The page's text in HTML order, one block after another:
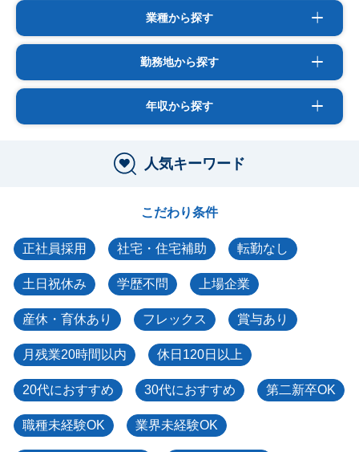
業種から探す
勤務地から探す
年収から探す
人気キーワード
こだわり条件
正社員採用 社宅・住宅補助 転勤なし
土日祝休み 学歴不問 上場企業
産休・育休あり フレックス 賞与あり
月残業20時間以内 休日120日以上
20代におすすめ 30代におすすめ 第二新卒OK
職種未経験OK 業界未経験OK